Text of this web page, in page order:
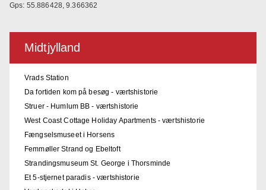
Gps: 55.886428, 9.366362
Midtjylland
Vrads Station
Da fortiden kom på besøg - værtshistorie
Struer - Humlum BB - værtshistorie
West Coast Cottage Holiday Apartments - værtshistorie
Fængselsmuseet i Horsens
Femmøller Strand og Ebeltoft
Strandingsmuseum St. George i Thorsminde
Et 5-stjernet paradis - værtshistorie